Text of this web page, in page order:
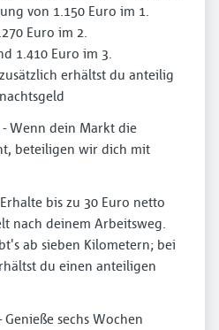
von 1.150 Euro im 1.
Euro im 2.
1.410 Euro im 3.
erhältst du anteilig
- Wenn dein Markt die
beteiligen wir dich mit
bis zu 30 Euro netto
nach deinem Arbeitsweg.
ab sieben Kilometern; bei
du einen anteiligen
Genieße sechs Wochen